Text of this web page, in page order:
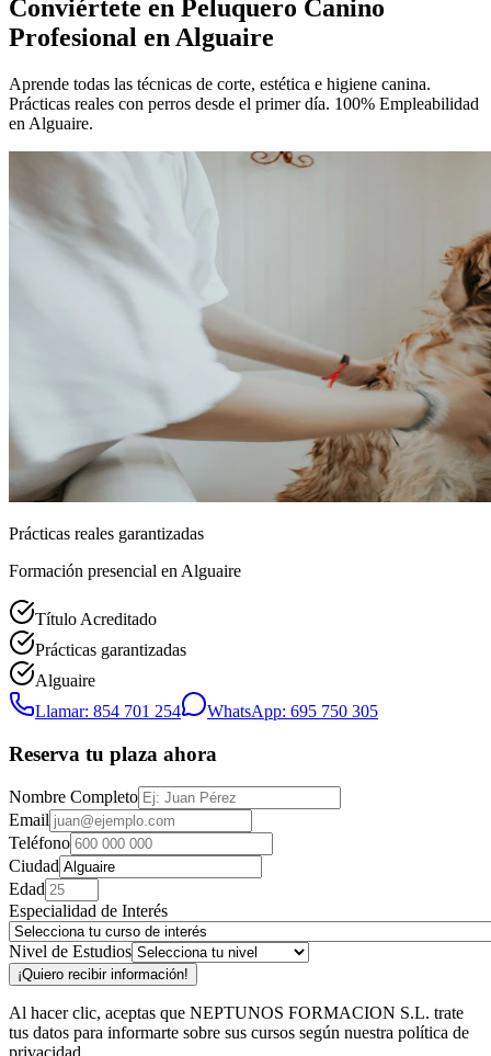
Conviértete en Peluquero Canino
Profesional en Alguaire
Aprende todas las técnicas de corte, estética e higiene canina.
Prácticas reales con perros desde el primer día. 100% Empleabilidad
en Alguaire.
Prácticas reales garantizadas
Formación presencial en Alguaire
Título Acreditado
Prácticas garantizadas
Alguaire
Llamar: 854 701 254
WhatsApp: 695 750 305
Reserva tu plaza ahora
Nombre Completo
Email
Teléfono
Ciudad
Edad
Especialidad de Interés
Nivel de Estudios
¡Quiero recibir información!
Al hacer clic, aceptas que NEPTUNOS FORMACION S.L. trate
tus datos para informarte sobre sus cursos según nuestra política de